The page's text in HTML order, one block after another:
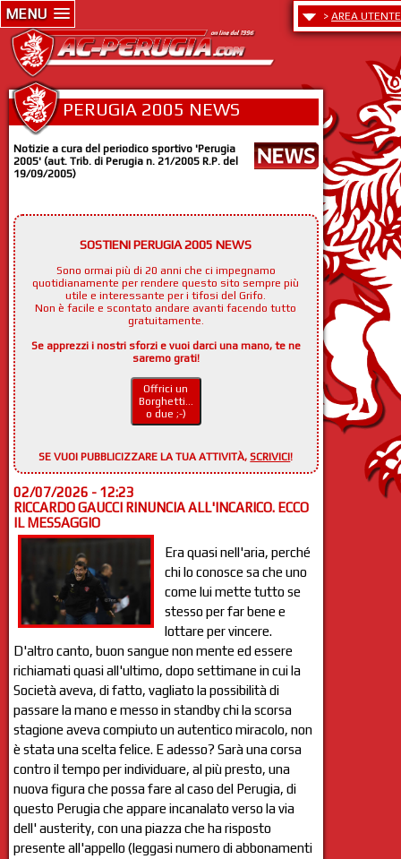
MENU > AREA UTENTE
PERUGIA 2005 NEWS
Notizie a cura del periodico sportivo 'Perugia
2005' (aut. Trib. di Perugia n. 21/2005 R.P. del
19/09/2005)
SOSTIENI PERUGIA 2005 NEWS
Sono ormai più di 20 anni che ci impegnamo
quotidianamente per rendere questo sito sempre più
utile e interessante per i tifosi del Grifo.
Non è facile e scontato andare avanti facendo tutto
gratuitamente.
Se apprezzi i nostri sforzi e vuoi darci una mano, te ne
saremo grati!
Offrici un
Borghetti...
o due ;-)
SE VUOI PUBBLICIZZARE LA TUA ATTIVITÀ,SCRIVICI!
02/07/2026 - 12:23
RICCARDO GAUCCI RINUNCIA ALL'INCARICO. ECCO
IL MESSAGGIO
Era quasi nell'aria, perché
chi lo conosce sa che uno
come lui mette tutto se
stesso per far bene e
lottare per vincere.
D'altro canto, buon sangue non mente ed essere
richiamati quasi all'ultimo, dopo settimane in cui la
Società aveva, di fatto, vagliato la possibilità di
passare la mano e messo in standby chi la scorsa
stagione aveva compiuto un autentico miracolo, non
è stata una scelta felice. E adesso? Sarà una corsa
contro il tempo per individuare, al più presto, una
nuova figura che possa fare al caso del Perugia, di
questo Perugia che appare incanalato verso la via
dell' austerity, con una piazza che ha risposto
presente all'appello (leggasi numero di abbonamenti